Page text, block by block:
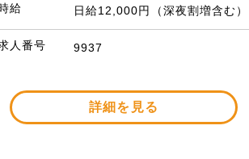
給 日給12,000円（深夜割増含む）
人番号 9937
詳細を見る